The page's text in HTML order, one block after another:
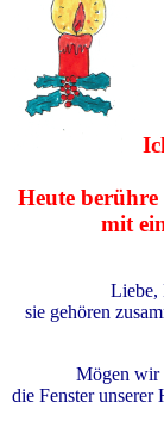
Heute berühre
mit
Liebe,
sie gehören
Mögen wir
die Fenster unserer